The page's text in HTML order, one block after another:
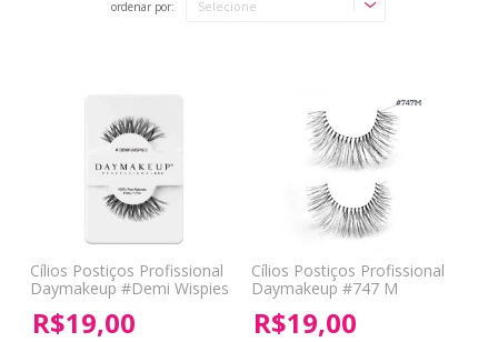
ordenar por:
Cílios Postiços Profissional
Daymakeup #Demi Wispies
R$19,00
Cílios Postiços Profissional
Daymakeup #747 M
R$19,00